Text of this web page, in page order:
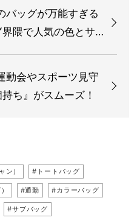
バッグが万能すぎる
隈で人気の色とサ
動会やスポーツ見守
ち』がスムーズ！
） #トートバッグ
#通勤 #カラーバッグ
#サブバッグ